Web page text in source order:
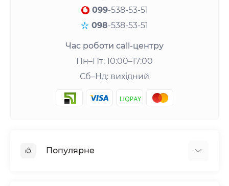
099-538-53-51
098-538-53-51
Час роботи call-центру
Пн–Пт: 10:00–17:00
Сб–Нд: вихідний
Популярне